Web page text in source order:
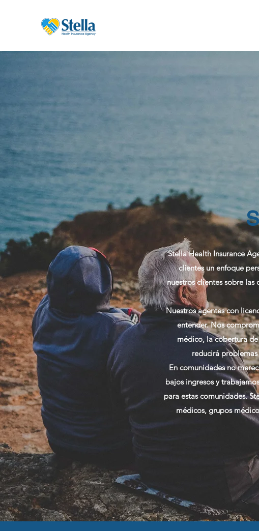
Stella Health Insurance
clientes un enfoque
nuestros clientes sobre
Nuestros agentes con
entender. Nos
médico, la cobertura
reducirá
En comunidades no
bajos ingresos y
para estas comunidades.
médicos, grupos